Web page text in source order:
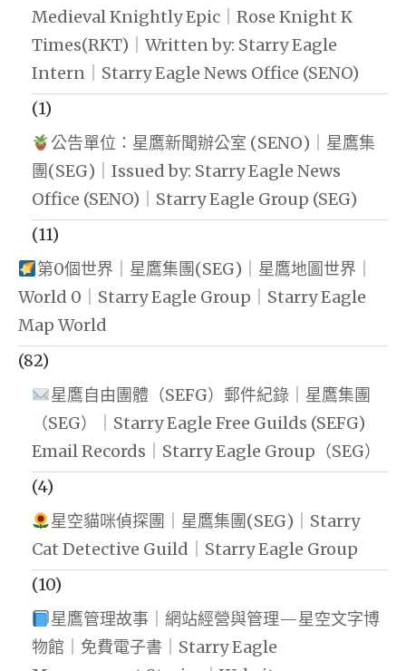
Medieval Knightly Epic｜Rose Knight K
Times(RKT)｜Written by: Starry Eagle
Intern｜Starry Eagle News Office (SENO)
(1)
公告單位：星鷹新聞辦公室 (SENO)｜星鷹集
團(SEG)｜Issued by: Starry Eagle News
Office (SENO)｜Starry Eagle Group (SEG)
(11)
第0個世界｜星鷹集團(SEG)｜星鷹地圖世界｜
World 0｜Starry Eagle Group｜Starry Eagle
Map World
(82)
星鷹自由團體（SEFG）郵件紀錄｜星鷹集團
（SEG）｜Starry Eagle Free Guilds (SEFG)
Email Records｜Starry Eagle Group（SEG）
(4)
星空貓咪偵探團｜星鷹集團(SEG)｜Starry
Cat Detective Guild｜Starry Eagle Group
(10)
星鷹管理故事｜網站經營與管理—星空文字博
物館｜免費電子書｜Starry Eagle